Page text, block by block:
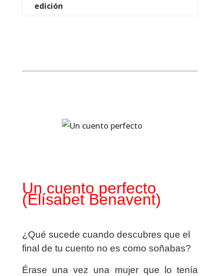
edición
Un cuento perfecto
(Elísabet Benavent)
¿Qué sucede cuando descubres que el
final de tu cuento no es como soñabas?
Érase una vez una mujer que lo tenía